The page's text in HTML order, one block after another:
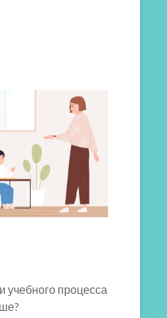
учебного процесса